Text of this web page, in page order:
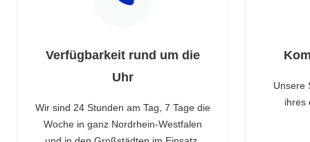
Verfügbarkeit rund um die
Uhr
Wir sind 24 Stunden am Tag, 7 Tage die
Woche in ganz Nordrhein-Westfalen
Unsere
ihres